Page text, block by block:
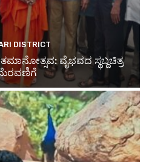
DISTRICT
ವೈಭವದ ಸ್ಥಬ್ದಚಿತ್ರ